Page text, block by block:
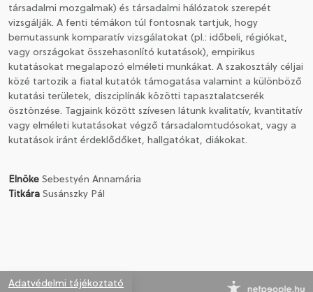
CSATLAKOZÁS A TÁRSASÁGHOZ / MEGÚJÍTOM A
TAGSÁGOMAT
társadalmi mozgalmak) és társadalmi hálózatok szerepét
vizsgálják. A fenti témákon túl fontosnak tartjuk, hogy
bemutassunk komparatív vizsgálatokat (pl.: időbeli, régiókat,
vagy országokat összehasonlító kutatások), empirikus
kutatásokat megalapozó elméleti munkákat. A szakosztály céljai
közé tartozik a fiatal kutatók támogatása valamint a különböző
kutatási területek, diszciplínák közötti tapasztalatcserék
ösztönzése. Tagjaink között szívesen látunk kvalitatív, kvantitatív
vagy elméleti kutatásokat végző társadalomtudósokat, vagy a
kutatások iránt érdeklődőket, hallgatókat, diákokat.
Elnöke Sebestyén Annamária
Titkára Susánszky Pál
Adatvédelmi tájékoztató